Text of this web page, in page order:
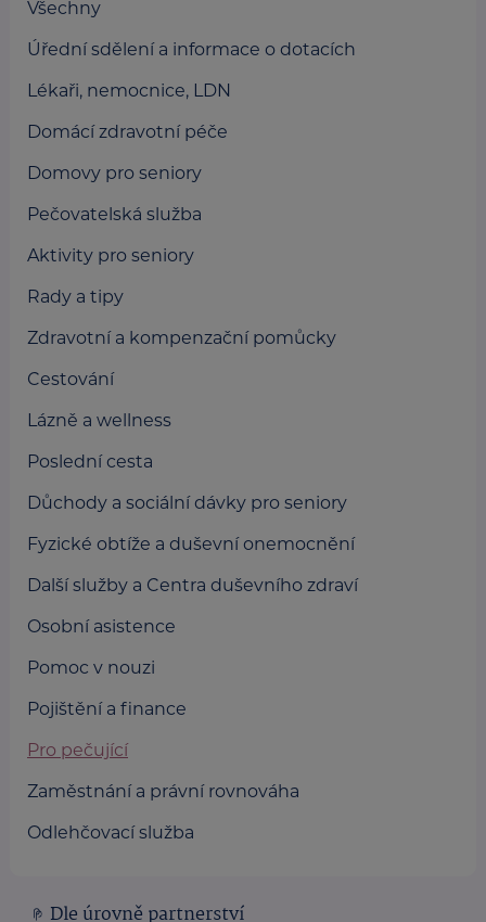
Všechny
Úřední sdělení a informace o dotacích
Lékaři, nemocnice, LDN
Domácí zdravotní péče
Domovy pro seniory
Pečovatelská služba
Aktivity pro seniory
Rady a tipy
Zdravotní a kompenzační pomůcky
Cestování
Lázně a wellness
Poslední cesta
Důchody a sociální dávky pro seniory
Fyzické obtíže a duševní onemocnění
Další služby a Centra duševního zdraví
Osobní asistence
Pomoc v nouzi
Pojištění a finance
Pro pečující
Zaměstnání a právní rovnováha
Odlehčovací služba
Dle úrovně partnerství